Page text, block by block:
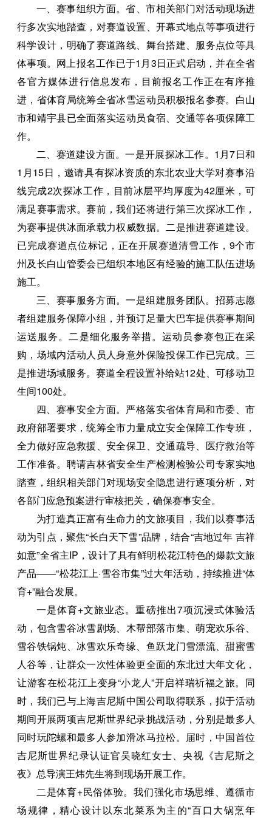
一、赛事组织方面。省、市相关部门对活动现场进
行多次实地踏查，对赛道设置、开幕式地点等事项进行
科学设计，明确了赛道路线、舞台搭建、服务点位等具
体事项。网上报名工作已于1月3日正式启动，并在全省
各官方媒体进行信息发布，目前报名工作正在有序推
进，省体育局统筹全省冰雪运动员积极报名参赛。白山
市和靖宇县已全面落实运动员食宿、交通等各项保障工
作。
二、赛道建设方面。一是开展探冰工作。1月7日和
1月15日，邀请具有探冰资质的东北农业大学对赛事沿
线完成2次探冰工作，目前冰层平均厚度为42厘米，可
满足赛事需求。赛前，我们还将进行第三次探冰工作，
为赛事提供冰面承载力权威数据。二是推进赛道建设。
已完成赛道点位标记，正在开展赛道清雪工作，9个市
州及长白山管委会已组织本地区有经验的施工队伍进场
施工。
三、赛事服务方面。一是组建服务团队。招募志愿
者组建服务保障小组，并预订足量大巴车提供赛事期间
运送服务。二是细化服务举措。运动员参赛包正在采
购，场域内活动人员人身意外保险投保工作已完成。三
是推进场域服务。赛道全程设置补给站12处、可移动卫
生间100处。
四、赛事安全方面。严格落实省体育局和市委、市
政府部署要求，统筹全市力量成立安全保障工作专班，
全力做好应急救援、安全保卫、交通疏导、医疗救治等
工作准备。聘请吉林省安全生产检测检验公司专家实地
踏查，组织相关部门对现场安全隐患进行逐项分析，对
各部门应急预案进行审核把关，确保赛事安全。
为打造真正富有生命力的文旅项目，我们以赛事活
动为引点，聚焦“长白天下雪”品牌，结合“吉地过年 吉祥
如意”全省主IP，设计了具有鲜明松花江特色的爆款文旅
产品——“松花江上·雪谷市集”过大年活动，持续推进“体
育+”融合发展。
一是体育+文旅业态。重磅推出7项沉浸式体验活
动，包含雪谷冰雪剧场、木帮部落市集、萌宠欢乐谷、
雪谷铁锅炖、冰雪欢乐奇缘、鱼跃龙门雪漂流、甜蜜雪
人谷等，让群众一次性体验更全面的东北过大年文化，
让游客在松花江上变身“小龙人”开启祥瑞祈福之旅。同
时，我们已与上海吉尼斯中国公司取得联系，拟于活动
期间开展两项吉尼斯世界纪录挑战活动，分别是最多人
同时玩陀螺和最多人参加滑冰马拉松。届时，中国首位
吉尼斯世界纪录认证官吴晓红女士、央视《吉尼斯之
夜》总导演王炜先生将到现场开展工作。
二是体育+民俗体验。我们强化市场思维、遵循市
场规律，精心设计以东北菜系为主的“百口大锅烹年